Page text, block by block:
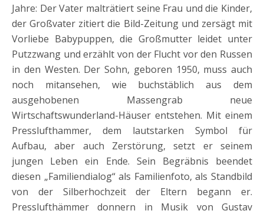
Jahre: Der Vater malträtiert seine Frau und die Kinder,
der Großvater zitiert die Bild-Zeitung und zersägt mit
Vorliebe Babypuppen, die Großmutter leidet unter
Putzzwang und erzählt von der Flucht vor den Russen
in den Westen. Der Sohn, geboren 1950, muss auch
noch mitansehen, wie buchstäblich aus dem
ausgehobenen Massengrab neue
Wirtschaftswunderland-Häuser entstehen. Mit einem
Presslufthammer, dem lautstarken Symbol für
Aufbau, aber auch Zerstörung, setzt er seinem
jungen Leben ein Ende. Sein Begräbnis beendet
diesen „Familiendialog“ als Familienfoto, als Standbild
von der Silberhochzeit der Eltern begann er.
Presslufthämmer donnern in Musik von Gustav